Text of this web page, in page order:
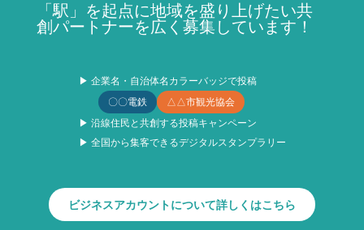
「駅」を起点に地域を盛り上げたい共
創パートナーを広く募集しています！
▶ 企業名・自治体名カラーバッジで投稿
〇〇電鉄
△△市観光協会
▶ 沿線住民と共創する投稿キャンペーン
▶ 全国から集客できるデジタルスタンプラリー
ビジネスアカウントについて詳しくはこちら